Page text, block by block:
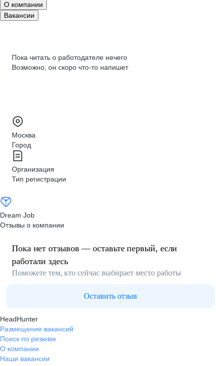
О компании
Вакансии
Пока читать о работодателе нечего
Возможно, он скоро что‑то напишет
Москва
Город
Организация
Тип регистрации
Dream Job
Отзывы о компании
Пока нет отзывов — оставьте первый, если
работали здесь
Поможете тем, кто сейчас выбирает место работы
Оставить отзыв
HeadHunter
Размещение вакансий
Поиск по резюме
О компании
Наши вакансии